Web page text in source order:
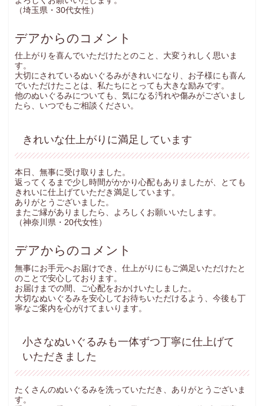
（埼玉県・30代女性）
デアからのコメント
仕上がりを喜んでいただけたとのこと、大変うれしく思いま
す。
大切にされているぬいぐるみがきれいになり、お子様にも喜ん
でいただけたことは、私たちにとっても大きな励みです。
他のぬいぐるみについても、気になる汚れや傷みがございまし
たら、いつでもご相談ください。
きれいな仕上がりに満足しています
本日、無事に受け取りました。
返ってくるまで少し時間がかかり心配もありましたが、とても
きれいに仕上げていただき満足しています。
ありがとうございました。
またご縁がありましたら、よろしくお願いいたします。
（神奈川県・20代女性）
デアからのコメント
無事にお手元へお届けでき、仕上がりにもご満足いただけたと
のことで安心しております。
お届けまでの間、ご心配をおかけいたしました。
大切なぬいぐるみを安心してお待ちいただけるよう、今後も丁
寧なご案内を心がけてまいります。
小さなぬいぐるみも一体ずつ丁寧に仕上げて
いただきました
たくさんのぬいぐるみを洗っていただき、ありがとうございま
す。